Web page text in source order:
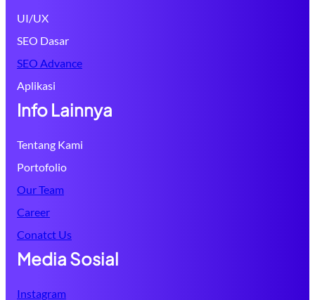
UI/UX
SEO Dasar
SEO Advance
Aplikasi
Info Lainnya
Tentang Kami
Portofolio
Our Team
Career
Conatct Us
Media Sosial
Instagram